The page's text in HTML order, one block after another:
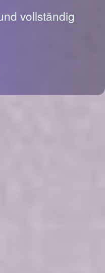
vollständig